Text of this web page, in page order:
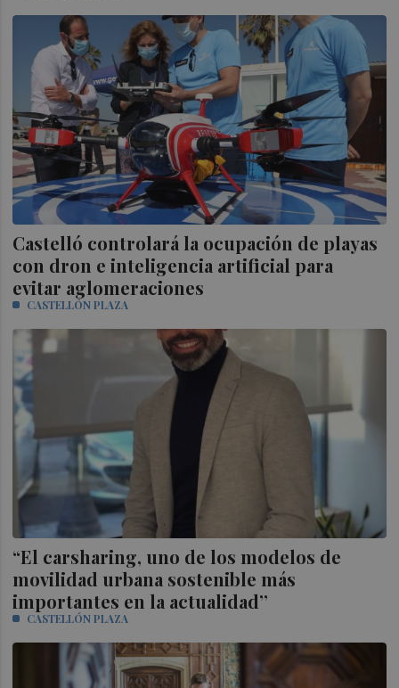
Castelló controlará la ocupación de playas
con dron e inteligencia artificial para
evitar aglomeraciones
CASTELLÓN PLAZA
“El carsharing, uno de los modelos de
movilidad urbana sostenible más
importantes en la actualidad’’
CASTELLÓN PLAZA